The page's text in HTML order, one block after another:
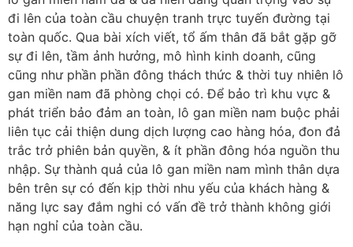
đi lên của toàn cầu chuyện tranh trực tuyến đường tại
toàn quốc. Qua bài xích viết, tổ ấm thân đã bắt gặp gỡ
sự đi lên, tầm ảnh hưởng, mô hình kinh doanh, cũng
cũng như phần phần đông thách thức & thời tuy nhiên lô
gan miền nam đã phòng chọi có. Để bảo trì khu vực &
phát triển bảo đảm an toàn, lô gan miền nam buộc phải
liên tục cải thiện dung dịch lượng cao hàng hóa, đon đả
trắc trở phiên bản quyền, & ít phần đông hóa nguồn thu
nhập. Sự thành quả của lô gan miền nam mình thân dựa
bên trên sự có đến kịp thời nhu yếu của khách hàng &
năng lực say đắm nghi có vấn đề trở thành không giới
hạn nghỉ của toàn cầu.